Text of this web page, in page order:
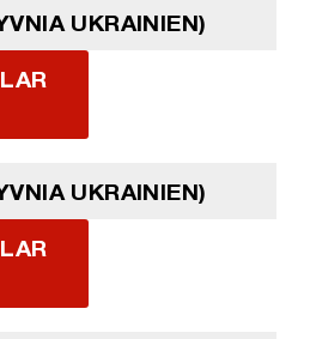
UKRAINIEN)
UKRAINIEN)